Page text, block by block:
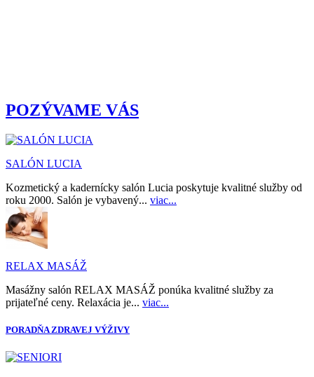
POZÝVAME VÁS
SALÓN LUCIA
Kozmetický a kadernícky salón Lucia poskytuje kvalitné služby od
roku 2000. Salón je vybavený... viac...
RELAX MASÁŽ
Masážny salón RELAX MASÁŽ ponúka kvalitné služby za
prijateľné ceny. Relaxácia je... viac...
PORADŇA ZDRAVEJ VÝŽIVY